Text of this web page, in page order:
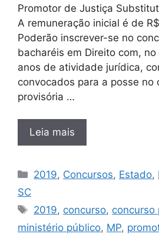
Promotor de Justiça
A remuneração inicial é de
Poderão inscrever-se no
bacharéis em Direito com,
anos de atividade jurídica,
convocados para a posse no
provisória …
Leia mais
Categorias
2019, Concursos, Estado,
SC
Tags
2019, concurso, concurso
ministério público, MP,